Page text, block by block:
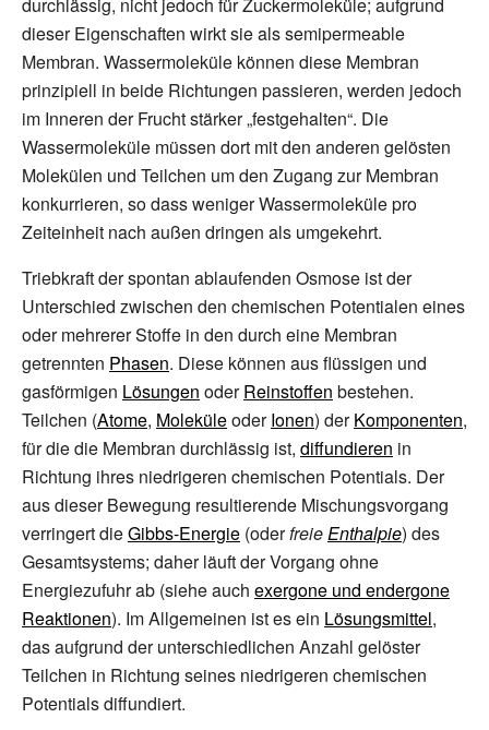
dieser Eigenschaften wirkt sie als semipermeable
Membran. Wassermoleküle können diese Membran
prinzipiell in beide Richtungen passieren, werden jedoch
im Inneren der Frucht stärker „festgehalten“. Die
Wassermoleküle müssen dort mit den anderen gelösten
Molekülen und Teilchen um den Zugang zur Membran
konkurrieren, so dass weniger Wassermoleküle pro
Zeiteinheit nach außen dringen als umgekehrt.
Triebkraft der spontan ablaufenden Osmose ist der
Unterschied zwischen den chemischen Potentialen eines
oder mehrerer Stoffe in den durch eine Membran
getrennten Phasen. Diese können aus flüssigen und
gasförmigen Lösungen oderReinstoffen bestehen.
Teilchen (Atome, MoleküleoderIonen) derKomponenten,
für die die Membran durchlässig ist, diffundieren in
Richtung ihres niedrigeren chemischen Potentials. Der
aus dieser Bewegung resultierende Mischungsvorgang
verringert dieGibbs-Energie (oderfreieEnthalpie) des
Gesamtsystems; daher läuft der Vorgang ohne
Energiezufuhr ab (siehe auch exergone und endergone
Reaktionen). Im Allgemeinen ist es ein Lösungsmittel,
das aufgrund der unterschiedlichen Anzahl gelöster
Teilchen in Richtung seines niedrigeren chemischen
Potentials diffundiert.